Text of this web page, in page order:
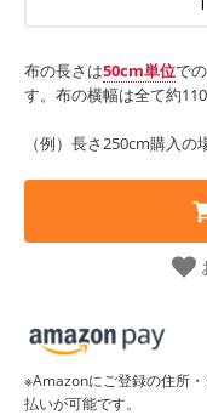
布の長さは50cm単位で
す。布の横幅は全て約
（例）長さ250cm購入の
※Amazonにご登録の住所
払いが可能です。